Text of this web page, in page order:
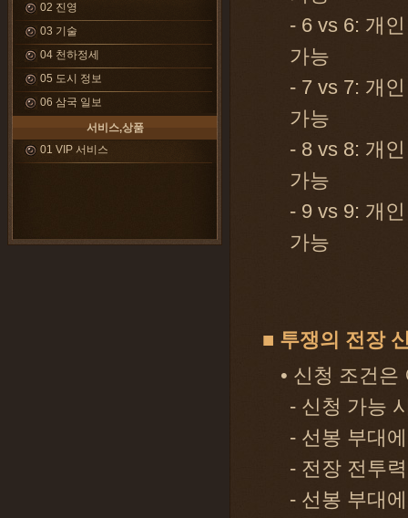
02 진영
03 기술
04 천하정세
05 도시 정보
06 삼국 일보
서비스,상품
01 VIP 서비스
- 6 vs 6: 개
가능
- 7 vs 7: 개
가능
- 8 vs 8: 개
가능
- 9 vs 9: 개
가능
■ 투쟁의 전장
• 신청 조건
- 신청 가능
- 선봉 부대
- 전장 전투
- 선봉 부대